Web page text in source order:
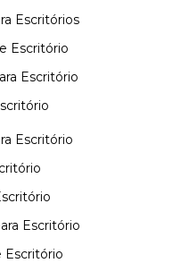
Escritórios
Escritório
Escritório
Escritório
Escritório
Escritório